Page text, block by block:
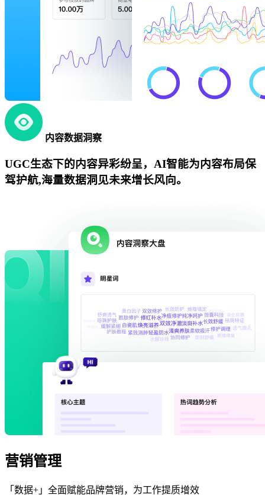
内容数据洞察
UGC生态下的内容异彩纷呈，AI智能为内容布局保
驾护航,海量数据洞见未来增长风向。
营销管理
「数据+」全面赋能品牌营销，为工作提质增效